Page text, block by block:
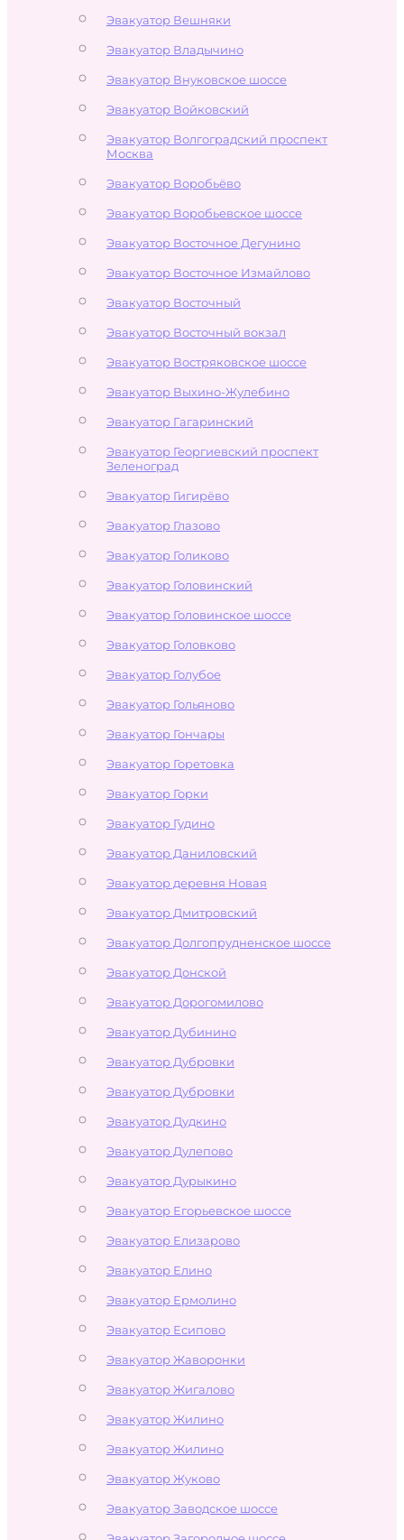
Эвакуатор Вешняки
Эвакуатор Владычино
Эвакуатор Внуковское шоссе
Эвакуатор Войковский
Эвакуатор Волгоградский проспект
Москва
Эвакуатор Воробьёво
Эвакуатор Воробьевское шоссе
Эвакуатор Восточное Дегунино
Эвакуатор Восточное Измайлово
Эвакуатор Восточный
Эвакуатор Восточный вокзал
Эвакуатор Востряковское шоссе
Эвакуатор Выхино-Жулебино
Эвакуатор Гагаринский
Эвакуатор Георгиевский проспект
Зеленоград
Эвакуатор Гигирёво
Эвакуатор Глазово
Эвакуатор Голиково
Эвакуатор Головинский
Эвакуатор Головинское шоссе
Эвакуатор Головково
Эвакуатор Голубое
Эвакуатор Гольяново
Эвакуатор Гончары
Эвакуатор Горетовка
Эвакуатор Горки
Эвакуатор Гудино
Эвакуатор Даниловский
Эвакуатор деревня Новая
Эвакуатор Дмитровский
Эвакуатор Долгопрудненское шоссе
Эвакуатор Донской
Эвакуатор Дорогомилово
Эвакуатор Дубинино
Эвакуатор Дубровки
Эвакуатор Дубровки
Эвакуатор Дудкино
Эвакуатор Дулепово
Эвакуатор Дурыкино
Эвакуатор Егорьевское шоссе
Эвакуатор Елизарово
Эвакуатор Елино
Эвакуатор Ермолино
Эвакуатор Есипово
Эвакуатор Жаворонки
Эвакуатор Жигалово
Эвакуатор Жилино
Эвакуатор Жилино
Эвакуатор Жуково
Эвакуатор Заводское шоссе